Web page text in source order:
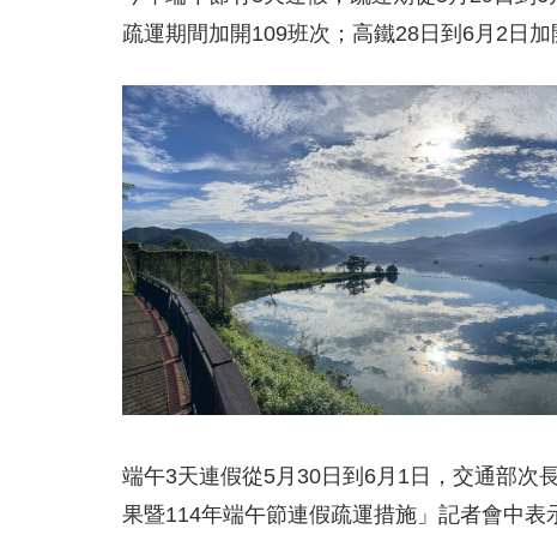
疏運期間加開109班次；高鐵28日到6月2日加
端午3天連假從5月30日到6月1日，交通部次
果暨114年端午節連假疏運措施」記者會中表